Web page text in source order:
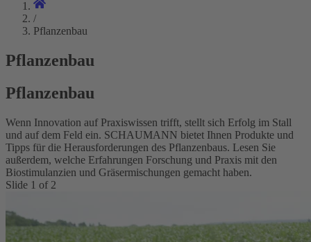
/
Pflanzenbau
Pflanzenbau
Pflanzenbau
Wenn Innovation auf Praxiswissen trifft, stellt sich Erfolg im Stall
und auf dem Feld ein. SCHAUMANN bietet Ihnen Produkte und
Tipps für die Herausforderungen des Pflanzenbaus. Lesen Sie
außerdem, welche Erfahrungen Forschung und Praxis mit den
Biostimulanzien und Gräsermischungen gemacht haben.
Slide 1 of 2